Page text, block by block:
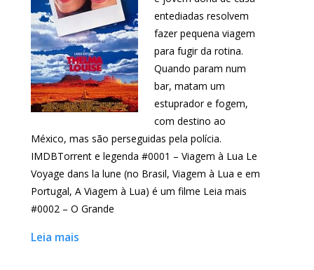
entediadas resolvem
fazer pequena viagem
para fugir da rotina.
Quando param num
bar, matam um
estuprador e fogem,
com destino ao
México, mas são perseguidas pela polícia.
IMDBTorrent e legenda #0001 – Viagem à Lua Le
Voyage dans la lune (no Brasil, Viagem à Lua e em
Portugal, A Viagem à Lua) é um filme Leia mais
#0002 – O Grande
Leia mais